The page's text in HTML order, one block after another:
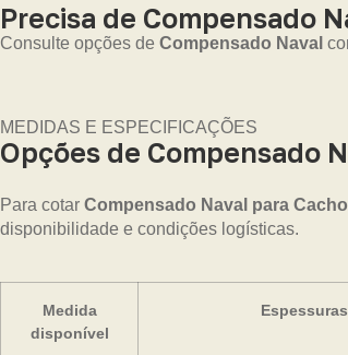
Precisa de Compensado
Consulte opções de Compensado Naval
MEDIDAS E ESPECIFICAÇÕES
Opções de Compensado
Para cotar Compensado Naval para
disponibilidade e condições logísticas.
Medida
disponível